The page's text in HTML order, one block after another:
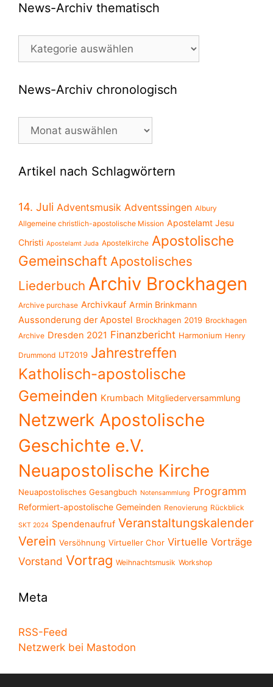
News-Archiv thematisch
News-
News-Archiv chronologisch
News-
Artikel nach Schlagwörtern
14. Juli Adventsmusik Adventssingen Albury
Allgemeine christlich-apostolische Mission Apostelamt Jesu
Christi Apostelamt Juda Apostelkirche Apostolische
Gemeinschaft Apostolisches
Liederbuch Archiv Brockhagen
Archive purchase Archivkauf Armin Brinkmann
Aussonderung der Apostel Brockhagen 2019 Brockhagen
Archive Dresden 2021 Finanzbericht Harmonium Henry
Drummond IJT2019 Jahrestreffen
Katholisch-apostolische
Gemeinden Krumbach Mitgliederversammlung
Netzwerk Apostolische
Geschichte e.V.
Neuapostolische Kirche
Neuapostolisches Gesangbuch Notensammlung Programm
Reformiert-apostolische Gemeinden Renovierung Rückblick
SKT 2024 Spendenaufruf Veranstaltungskalender
Verein Versöhnung Virtueller Chor Virtuelle Vorträge
Vorstand Vortrag Weihnachtsmusik Workshop
Meta
RSS-Feed
Netzwerk bei Mastodon